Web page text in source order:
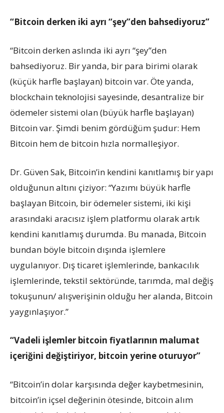
“Bitcoin derken iki ayrı “şey”den bahsediyoruz”
“Bitcoin derken aslında iki ayrı “şey”den
bahsediyoruz. Bir yanda, bir para birimi olarak
(küçük harfle başlayan) bitcoin var. Öte yanda,
blockchain teknolojisi sayesinde, desantralize bir
ödemeler sistemi olan (büyük harfle başlayan)
Bitcoin var. Şimdi benim gördüğüm şudur: Hem
Bitcoin hem de bitcoin hızla normalleşiyor.
Dr. Güven Sak, Bitcoin’in kendini kanıtlamış bir yapı
olduğunun altını çiziyor: “Yazımı büyük harfle
başlayan Bitcoin, bir ödemeler sistemi, iki kişi
arasındaki aracısız işlem platformu olarak artık
kendini kanıtlamış durumda. Bu manada, Bitcoin
bundan böyle bitcoin dışında işlemlere
uygulanıyor. Dış ticaret işlemlerinde, bankacılık
işlemlerinde, tekstil sektöründe, tarımda, mal değiş
tokuşunun/ alışverişinin olduğu her alanda, Bitcoin
yaygınlaşıyor.”
“Vadeli işlemler bitcoin fiyatlarının malumat
içeriğini değiştiriyor, bitcoin yerine oturuyor”
“Bitcoin’in dolar karşısında değer kaybetmesinin,
bitcoin’in içsel değerinin ötesinde, bitcoin alım